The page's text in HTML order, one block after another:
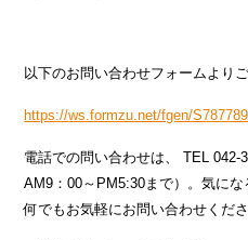
以下のお問い合わせフォームより
https://ws.formzu.net/fgen/
電話での問い合わせは、 TEL
AM9：00～PM5:30まで）。気に
何でもお気軽にお問い合わせくださ